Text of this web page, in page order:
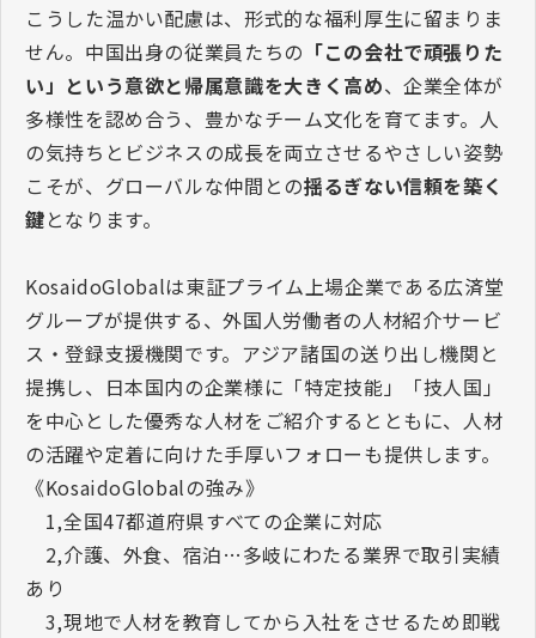
こうした温かい配慮は、形式的な福利厚生に留まりま
せん。中国出身の従業員たちの 「この会社で頑張りた
い」という意欲と帰属意識を大きく高め、企業全体が
多様性を認め合う、豊かなチーム文化を育てます。人
の気持ちとビジネスの成長を両立させるやさしい姿勢
こそが、グローバルな仲間との揺るぎない信頼を築く
鍵となります。
KosaidoGlobalは東証プライム上場企業である広済堂
グループが提供する、外国人労働者の人材紹介サービ
ス・登録支援機関です。アジア諸国の送り出し機関と
提携し、日本国内の企業様に「特定技能」「技人国」
を中心とした優秀な人材をご紹介するとともに、人材
の活躍や定着に向けた手厚いフォローも提供します。
《KosaidoGlobalの強み》
1,全国47都道府県すべての企業に対応
2,介護、外食、宿泊…多岐にわたる業界で取引実績
あり
3,現地で人材を教育してから入社をさせるため即戦